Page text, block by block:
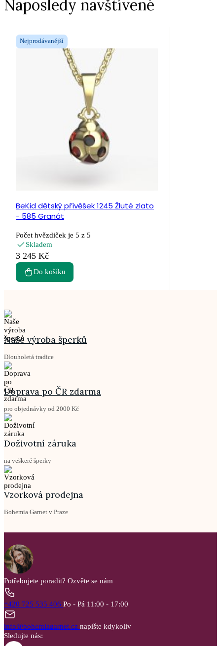
Naposledy navštívené
Nejprodávanější
BeKid dětský přívěšek 1245 Žluté zlato
- 585 Granát
Počet hvězdiček je 5 z 5
Skladem
3 245 Kč
Do košíku
Naše výroba šperků
Dlouholetá tradice
Doprava po ČR zdarma
pro objednávky od 2000 Kč
Doživotní záruka
na veškeré šperky
Vzorková prodejna
Bohemia Garnet v Praze
Potřebujete poradit? Ozvěte se nám
+420 725 535 406 Po - Pá 11:00 - 17:00
info@bohemiagarnet.cz napište kdykoliv
Sledujte nás: